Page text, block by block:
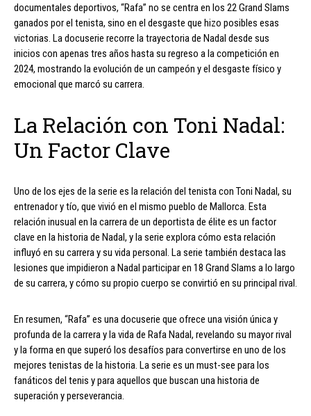
documentales deportivos, “Rafa” no se centra en los 22 Grand Slams
ganados por el tenista, sino en el desgaste que hizo posibles esas
victorias. La docuserie recorre la trayectoria de Nadal desde sus
inicios con apenas tres años hasta su regreso a la competición en
2024, mostrando la evolución de un campeón y el desgaste físico y
emocional que marcó su carrera.
La Relación con Toni Nadal:
Un Factor Clave
Uno de los ejes de la serie es la relación del tenista con Toni Nadal, su
entrenador y tío, que vivió en el mismo pueblo de Mallorca. Esta
relación inusual en la carrera de un deportista de élite es un factor
clave en la historia de Nadal, y la serie explora cómo esta relación
influyó en su carrera y su vida personal. La serie también destaca las
lesiones que impidieron a Nadal participar en 18 Grand Slams a lo largo
de su carrera, y cómo su propio cuerpo se convirtió en su principal rival.
En resumen, “Rafa” es una docuserie que ofrece una visión única y
profunda de la carrera y la vida de Rafa Nadal, revelando su mayor rival
y la forma en que superó los desafíos para convertirse en uno de los
mejores tenistas de la historia. La serie es un must-see para los
fanáticos del tenis y para aquellos que buscan una historia de
superación y perseverancia.